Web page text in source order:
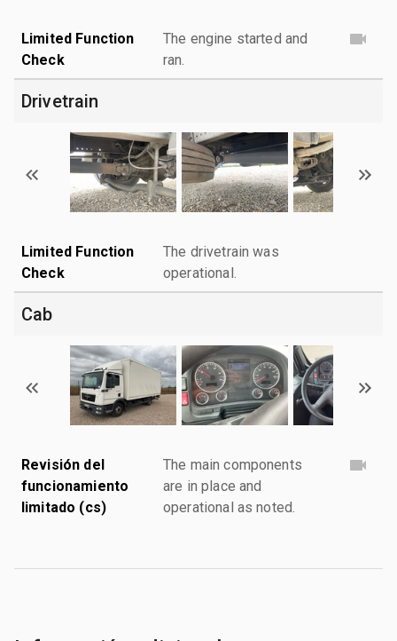
Limited Function
Check
The engine started and
ran.
Drivetrain
Limited Function
Check
The drivetrain was
operational.
Cab
Revisión del
funcionamiento
limitado (cs)
The main components
are in place and
operational as noted.